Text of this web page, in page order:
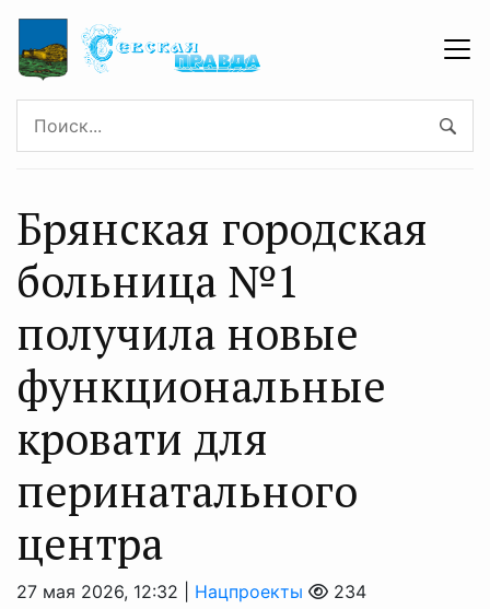
Брянская городская
больница №1
получила новые
функциональные
кровати для
перинатального
центра
27 мая 2026, 12:32 | Нацпроекты 234